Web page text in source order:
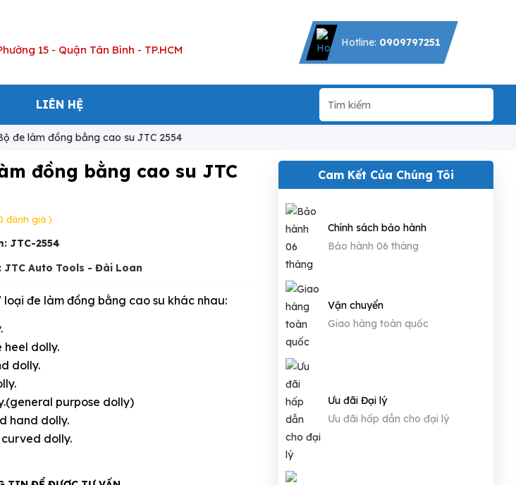
15 - Quận Tân Bình - TP.HCM
Hotline: 0909797251
LIÊN HỆ
đe làm đồng bằng cao su JTC 2554
đồng bằng cao su JTC
đánh giá )
JTC-2554
JTC Auto Tools - Đài Loan
loại đe làm đồng bằng cao su khác nhau:
heel dolly.
dolly.
purpose dolly)
hand dolly.
dolly.
Cam Kết Của Chúng Tôi
Chính sách bảo hành
Bảo hành 06 tháng
Vận chuyển
Giao hàng toàn quốc
Ưu đãi Đại lý
Ưu đãi hấp dẫn cho đại lý